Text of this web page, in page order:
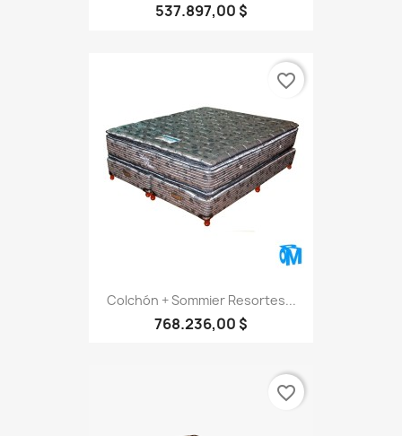
537.897,00 $
Colchón + Sommier Resortes...
768.236,00 $
favorite_border
favorite_border